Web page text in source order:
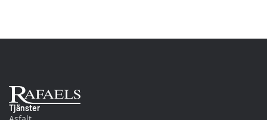
Ab Rafael
Tjänster